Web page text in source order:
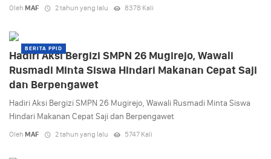
Oleh MAF 2 tahun yang lalu 8378 Kali
BERITA PPID
Hadiri Aksi Bergizi SMPN 26 Mugirejo, Wawali
Rusmadi Minta Siswa Hindari Makanan Cepat Saji
dan Berpengawet
Hadiri Aksi Bergizi SMPN 26 Mugirejo, Wawali Rusmadi Minta Siswa
Hindari Makanan Cepat Saji dan Berpengawet
Oleh MAF 2 tahun yang lalu 5747 Kali